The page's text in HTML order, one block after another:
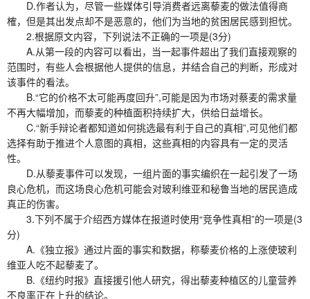
D.作者认为，尽管一些媒体引导消费者远离藜麦的做法值得商
榷，但是其出发点却不是恶意的，他们为当地的贫困居民感到担忧。
2.根据原文内容，下列说法不正确的一项是(3分)
A.从第一段的内容可以看出，当一起事件超出了我们直接观察的
范围时，有些人会根据他人提供的信息，并结合自己的判断，形成对
该事件的看法。
B.“它的价格不太可能再度回升”,可能是因为市场对蔡麦的需求量
不再大幅增加，而藜麦的种植面积持续扩大，供给日益增长。
C.“新手辩论者都知道如何挑选最有利于自己的真相”,可见他们都
选择有助于推进个人意图的真相，这些真相的内容具有一定的灵活
性。
D.从藜麦事件可以发现，一组片面的事实编织在一起引发了一场
良心危机，而这场良心危机可能会对玻利维亚和秘鲁当地的居民造成
真正的伤害。
3.下列不属于介绍西方媒体在报道时使用“竞争性真相”的一项是(3
分)
A.《独立报》通过片面的事实和数据，称藜麦价格的上涨使玻利
维亚人吃不起藜麦了。
B.《纽约时报》直接援引他人研究，得出藜麦种植区的儿童营养
不良率正在上升的结论。